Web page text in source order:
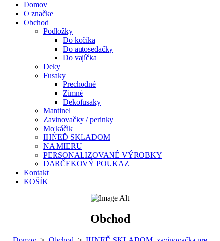
Domov
O značke
Obchod
Podložky
Do kočíka
Do autosedačky
Do vajíčka
Deky
Fusaky
Prechodné
Zimné
Dekofusaky
Mantinel
Zavinovačky / perinky
Mojkáčik
IHNEĎ SKLADOM
NA MIERU
PERSONALIZOVANÉ VÝROBKY
DARČEKOVÝ POUKAZ
Kontakt
KOŠÍK
Obchod